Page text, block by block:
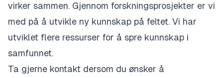
virker sammen. Gjennom forskningsprosjekter er vi
med på å utvikle ny kunnskap på feltet. Vi har
utviklet flere ressurser for å spre kunnskap i
samfunnet.
Ta gjerne kontakt dersom du ønsker å